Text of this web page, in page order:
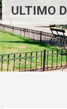
ULTIMO